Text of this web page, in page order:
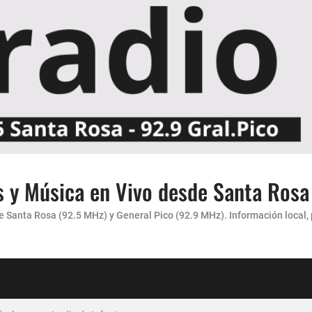
Música en Vivo desde Santa Rosa
Rosa (92.5 MHz) y General Pico (92.9 MHz). Información